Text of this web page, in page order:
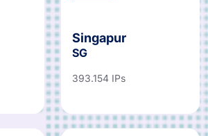
Singapur
SG
393.154 IPs